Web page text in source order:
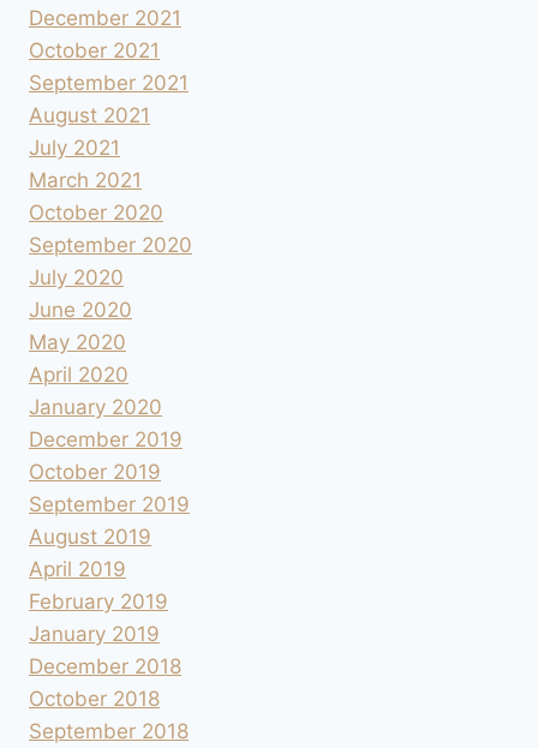
December 2021
October 2021
September 2021
August 2021
July 2021
March 2021
October 2020
September 2020
July 2020
June 2020
May 2020
April 2020
January 2020
December 2019
October 2019
September 2019
August 2019
April 2019
February 2019
January 2019
December 2018
October 2018
September 2018